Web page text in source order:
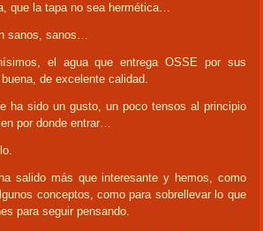
que la tapa no sea hermética…
sanos, sanos…
el agua que entrega OSSE por sus
de excelente calidad.
ha sido un gusto, un poco tensos al principio
por donde entrar…
salido más que interesante y hemos, como
conceptos, como para sobrellevar lo que
para seguir pensando.